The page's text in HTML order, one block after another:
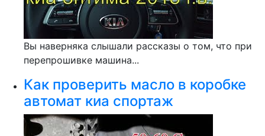
Вы наверняка слышали рассказы о том, что при
перепрошивке машина...
Как проверить масло в коробке
автомат киа спортаж